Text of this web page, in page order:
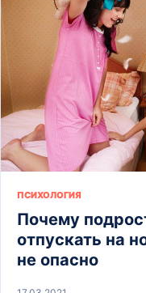
ПСИХОЛОГИЯ
Почему
отпускать на
не опасно